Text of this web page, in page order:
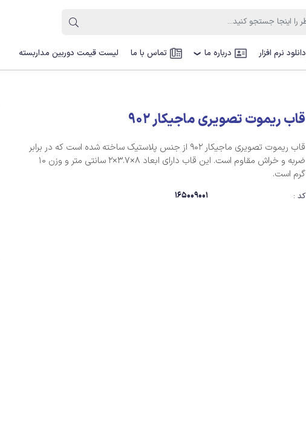
دانلود نرم افزار درباره ما ❯ تماس با ما لیست قیمت دوربین مداربسته
قاب ریموت تصویری ماجیکار 902
قاب ریموت تصویری ماجیکار 902 از جنس پلاستیک ساخته شده است که در برابر
ضربه و ‏خراش مقاوم است. این قاب دارای ابعاد 8×3.7×2 سانتی متر و وزن 10
گرم است‎.‎
کد : 165009001